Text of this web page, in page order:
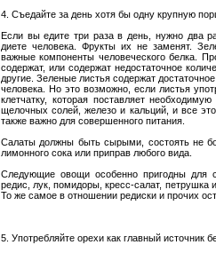
4. Съедайте за день хотя бы одну крупную
Если вы едите три раза в день, нужно два
диете человека. Фрукты их не заменят.
важные компоненты человеческого белка.
содержат, или содержат недостаточное
другие. Зеленые листья содержат
человека. Но это возможно, если листья
клетчатку, которая поставляет
щелочных солей, железо и кальций, и все
также важно для совершенного питания.
Салаты должны быть сырыми, состоять не
лимонного сока или приправ любого вида.
Следующие овощи особенно пригодны для
редис, лук, помидоры, кресс-салат, петрушка
То же самое в отношении редиски и прочих
5. Употребляйте орехи как главный источник